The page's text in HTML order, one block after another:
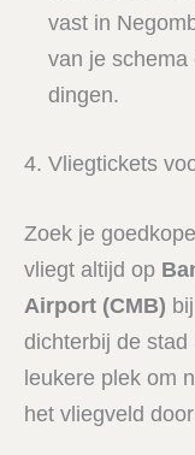
vast in
van je schema
dingen.
4. Vliegtickets
Zoek je
vliegt altijd op
Airport (CMB)
dichterbij de
leukere plek om
het vliegveld